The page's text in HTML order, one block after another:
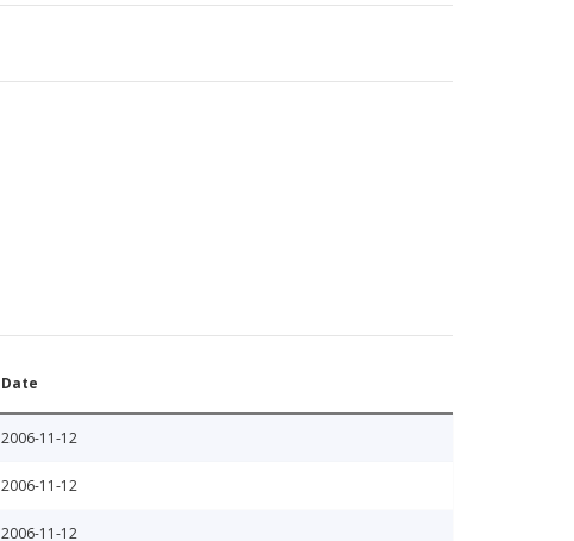
Date
2006-11-12
2006-11-12
2006-11-12